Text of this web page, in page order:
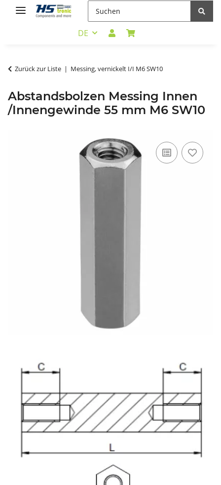
DE
Zurück zur Liste Messing, vernickelt I/I M6 SW10
Abstandsbolzen Messing Innen
/Innengewinde 55 mm M6 SW10